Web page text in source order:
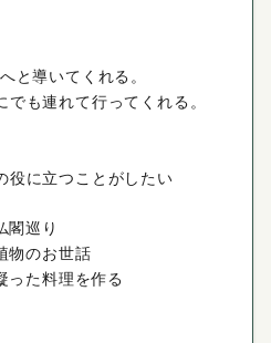
と導いてくれる。
も連れて行ってくれる。
役に立つことがしたい
閣巡り
物のお世話
った料理を作る